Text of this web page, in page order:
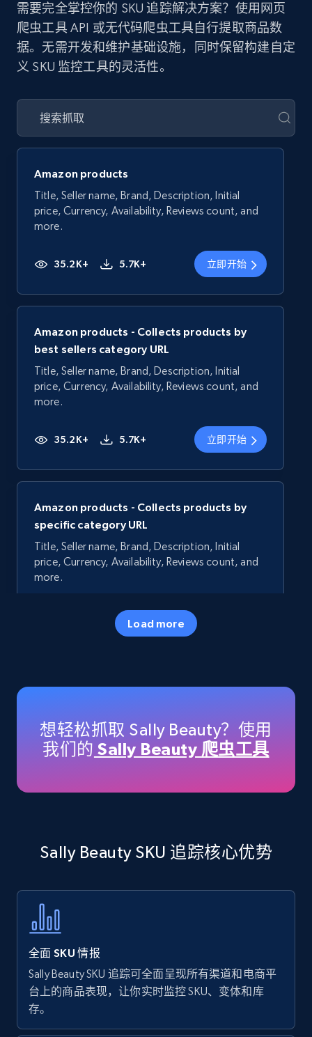
需要完全掌控你的 SKU 追踪解决方案？使用网页
爬虫工具 API 或无代码爬虫工具自行提取商品数
据。无需开发和维护基础设施，同时保留构建自定
义 SKU 监控工具的灵活性。
Amazon products
Title, Seller name, Brand, Description, Initial
price, Currency, Availability, Reviews count, and
more.
35.2K+ 5.7K+ 立即开始
Amazon products - Collects products by
best sellers category URL
Title, Seller name, Brand, Description, Initial
price, Currency, Availability, Reviews count, and
more.
35.2K+ 5.7K+ 立即开始
Amazon products - Collects products by
specific category URL
Title, Seller name, Brand, Description, Initial
price, Currency, Availability, Reviews count, and
more.
5.7K+
Title, Seller name, Brand, Description, Initial
price, Currency, Availability, Reviews count, and
more.
35.2K+ 5.7K+ 立即开始
Amazon products - find products by using
price, Currency, Availability, Reviews count, and
more.
5.7K+ 立即开始
Amazon Reviews
Load more
想轻松抓取 Sally Beauty？使用
我们的 Sally Beauty 爬虫工具
Sally Beauty SKU 追踪核心优势
全面 SKU 情报
Sally Beauty SKU 追踪可全面呈现所有渠道和电商平
台上的商品表现，让你实时监控 SKU、变体和库
存。